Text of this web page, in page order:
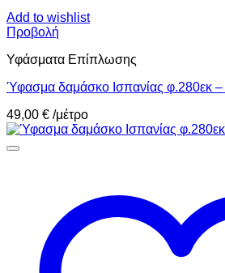
Add to wishlist
Προβολή
Υφάσματα Επίπλωσης
Ύφασμα δαμάσκο Ισπανίας φ.280εκ
49,00 € /μέτρο